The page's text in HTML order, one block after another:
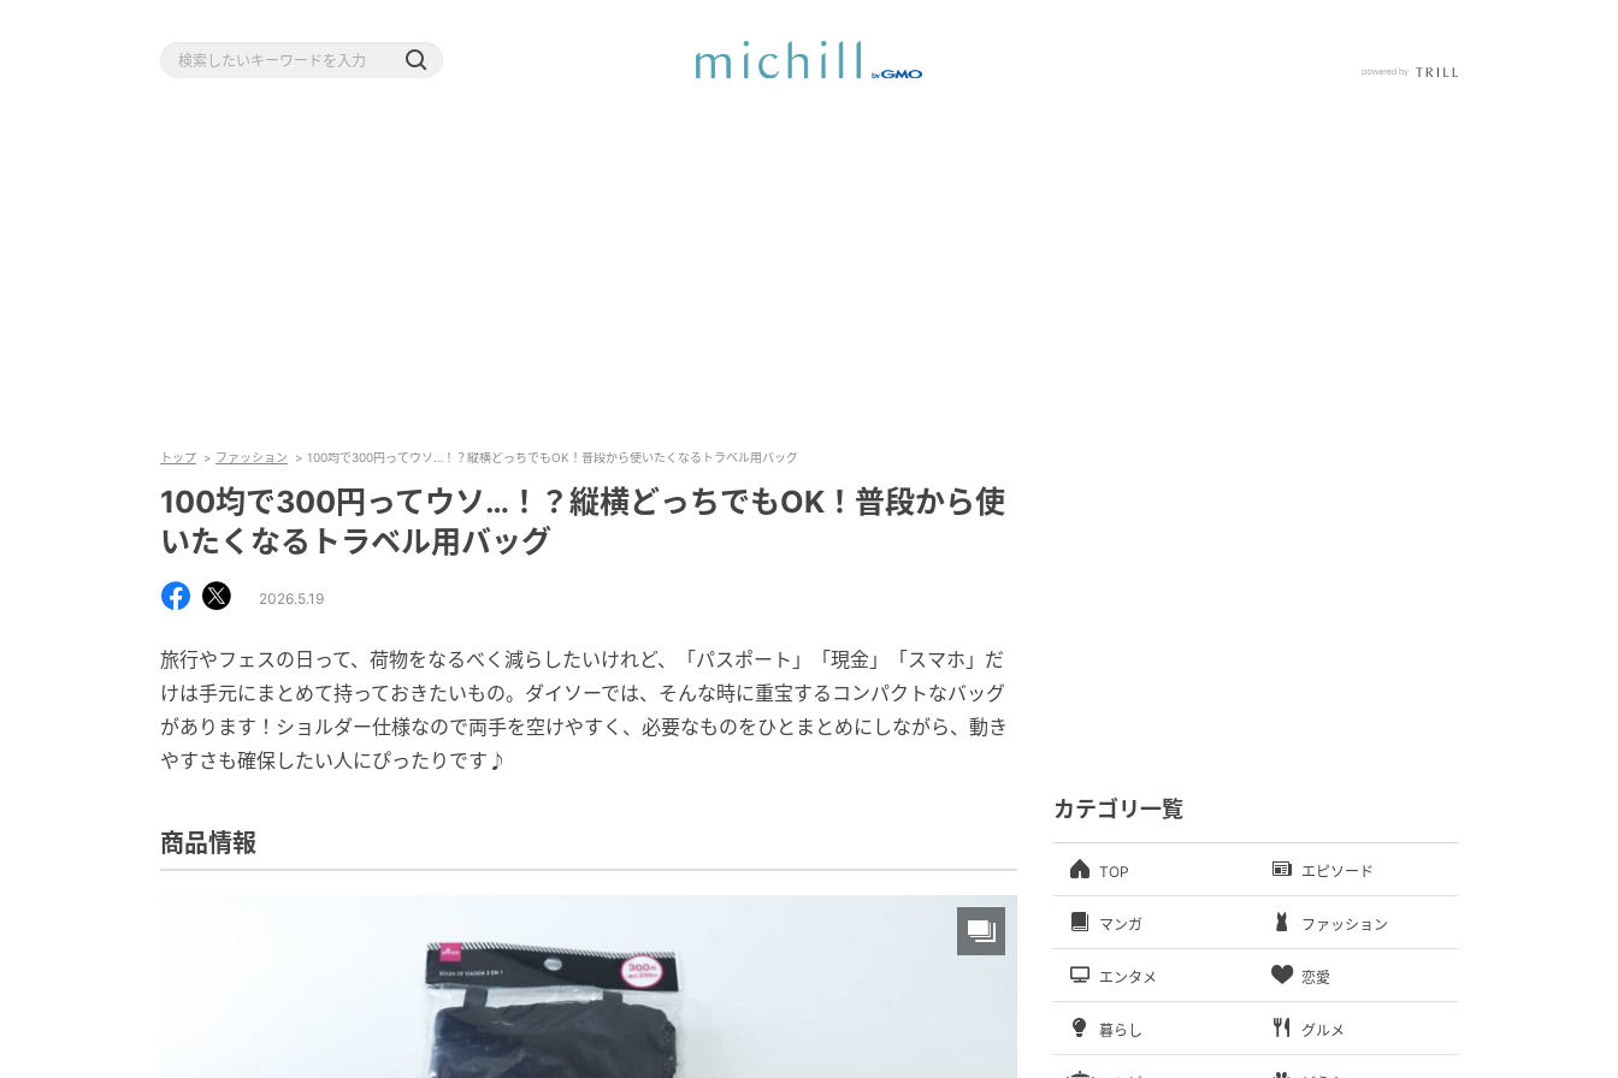
トップ ファッション 100均で300円ってウソ…！？縦横どっちでもOK！普段から使いたくなるトラベル用バッグ
100均で300円ってウソ…！？縦横どっちでもOK！普段から使
いたくなるトラベル用バッグ
2026.5.19
旅行やフェスの日って、荷物をなるべく減らしたいけれど、「パスポート」「現金」「スマホ」だ
けは手元にまとめて持っておきたいもの。ダイソーでは、そんな時に重宝するコンパクトなバッグ
があります！ショルダー仕様なので両手を空けやすく、必要なものをひとまとめにしながら、動き
やすさも確保したい人にぴったりです♪
商品情報
カテゴリ一覧
TOP エピソード
マンガ ファッション
エンタメ 恋愛
暮らし グルメ